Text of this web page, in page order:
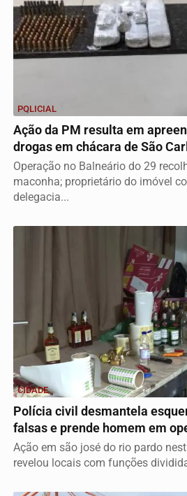
POLICIAL
Ação da PM resulta em
drogas em chácara de São
Operação no Balneário do 29
maconha; proprietário do imóvel
delegacia...
CIDADE
Polícia civil desmantela
falsas e prende homem em
Ação em são josé do rio pardo
revelou locais com funções